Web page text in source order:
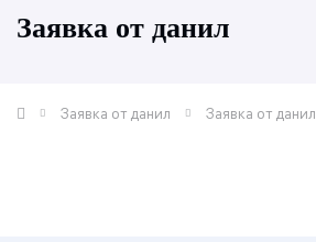
Заявка от данил
Заявка от данил Заявка от данил